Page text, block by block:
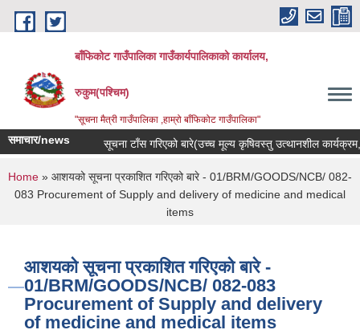
Skip to main content
बाँफिकोट गाउँपालिका गाउँकार्यपालिकाको कार्यालय,
रुकुम(पश्चिम)
"सूचना मैत्री गाउँपालिका ,हाम्रो बाँफिकोट गाउँपालिका"
समाचार/news सूचना टाँस गरिएको बारे(उच्च मूल्य कृषिवस्तु उत्थानशील कार्यक्रम,
You are here
Home » आशयको सूचना प्रकाशित गरिएको बारे - 01/BRM/GOODS/NCB/ 082-
083 Procurement of Supply and delivery of medicine and medical
items
आशयको सूचना प्रकाशित गरिएको बारे -
01/BRM/GOODS/NCB/ 082-083
Procurement of Supply and delivery
of medicine and medical items